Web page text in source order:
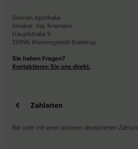
Sonnen Apotheke
Inhaber: Kay Kriemann
Hauptstraße 9
25996 Wenningstedt-Braderup
Sie haben Fragen?
Kontaktieren Sie uns direkt.
Zahlarten
Bar oder mit einer anderen akzeptierten